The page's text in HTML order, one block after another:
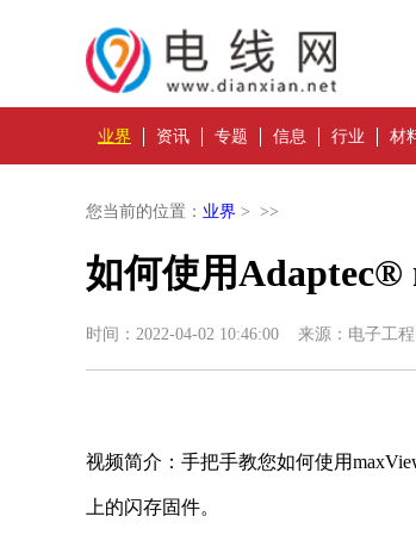
业界 资讯 专题 信息 行业 材
您当前的位置： 业界 > >>
如何使用
时间：2022-04-02 10:46:00 来源：电子工程
视频简介：手把手教您如何使用
上的闪存固件。